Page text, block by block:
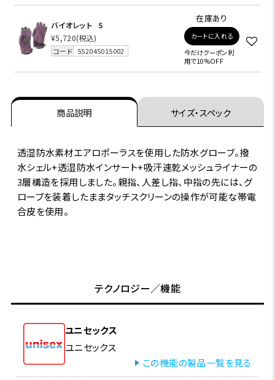
バイオレット
S
¥5,720(税込)
コード 552045015002
在庫あり
カートに入れる
今だけクーポン利
用で10%OFF
商品説明 サイズ・スペック
透湿防水素材エアロポーラスを使用した防水グローブ。撥
水シェル+透湿防水インサート+吸汗速乾メッシュライナーの
3層構造を採用しました。親指、人差し指、中指の先には、グ
ローブを装着したままタッチスクリーンの操作が可能な帯電
合皮を使用。
テクノロジー／機能
ユニセックス
ユニセックス
この機能の製品一覧を見る